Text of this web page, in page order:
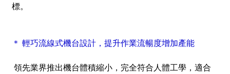
標。
＊ 輕巧流線式機台設計，提升作業流暢度增加產能
領先業界推出機台體積縮小，完全符合人體工學，適合